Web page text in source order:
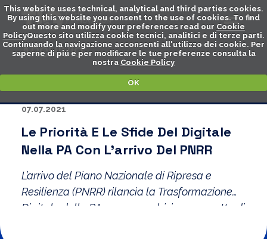
This website uses technical, analytical and third parties cookies.
By using this website you consent to the use of cookies. To find
out more and modify your preferences read our Cookie
PolicyQuesto sito utilizza cookie tecnici, analitici e di terze parti.
Continuando la navigazione acconsenti all'utilizzo dei cookie. Per
saperne di piú e per modificare le tue preferenze consulta la
nostra Cookie Policy
OK
ARCHIVIO
07.07.2021
Le Priorità E Le Sfide Del Digitale
Nella PA Con L’arrivo Del PNRR
L’arrivo del Piano Nazionale di Ripresa e
Resilienza (PNRR) rilancia la Trasformazione
Digitale della PA, con un ambizioso progetto di